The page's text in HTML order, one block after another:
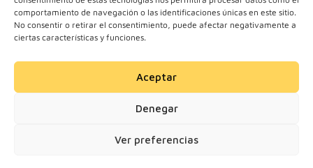
comportamiento de navegación o las identificaciones únicas en este sitio.
No consentir o retirar el consentimiento, puede afectar negativamente a
ciertas características y funciones.
Aceptar
Denegar
Ver preferencias
© 2024 Motherick S.L.